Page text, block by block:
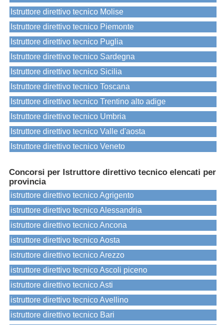
Istruttore direttivo tecnico Molise
Istruttore direttivo tecnico Piemonte
Istruttore direttivo tecnico Puglia
Istruttore direttivo tecnico Sardegna
Istruttore direttivo tecnico Sicilia
Istruttore direttivo tecnico Toscana
Istruttore direttivo tecnico Trentino alto adige
Istruttore direttivo tecnico Umbria
Istruttore direttivo tecnico Valle d'aosta
Istruttore direttivo tecnico Veneto
Concorsi per Istruttore direttivo tecnico elencati per
provincia
istruttore direttivo tecnico Agrigento
istruttore direttivo tecnico Alessandria
istruttore direttivo tecnico Ancona
istruttore direttivo tecnico Aosta
istruttore direttivo tecnico Arezzo
istruttore direttivo tecnico Ascoli piceno
istruttore direttivo tecnico Asti
istruttore direttivo tecnico Avellino
istruttore direttivo tecnico Bari